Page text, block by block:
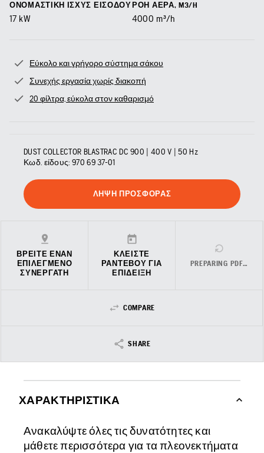
ΟΝΟΜΑΣΤΙΚΉ ΙΣΧΎΣ ΕΙΣΌΔΟΥ
17 kW
ΡΟΉ ΑΈΡΑ, M3/H
4000 m³/h
Εύκολο και γρήγορο σύστημα σάκου
Συνεχής εργασία χωρίς διακοπή
20 φίλτρα, εύκολα στον καθαρισμό
DUST COLLECTOR BLASTRAC DC 900 | 400 V | 50 Hz
Κωδ. είδους: 970 69 37‑01
ΛΉΨΗ ΠΡΟΣΦΟΡΆΣ
ΒΡΕΊΤΕ ΈΝΑΝ
ΕΠΙΛΕΓΜΈΝΟ
ΣΥΝΕΡΓΆΤΗ
ΚΛΕΊΣΤΕ
ΡΑΝΤΕΒΟΎ ΓΙΑ
ΕΠΊΔΕΙΞΗ
PREPARING PDF…
COMPARE
SHARE
ΧΑΡΑΚΤΗΡΙΣΤΙΚΆ
Ανακαλύψτε όλες τις δυνατότητες και
μάθετε περισσότερα για τα πλεονεκτήματα